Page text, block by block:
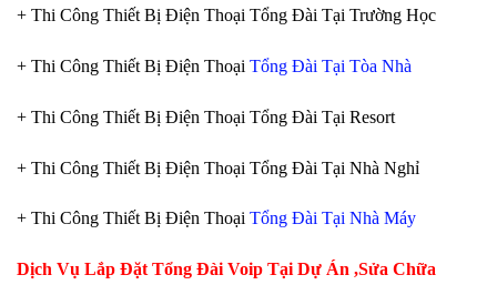
+ Thi Công Thiết Bị Điện Thoại Tổng Đài Tại Trường Học
+ Thi Công Thiết Bị Điện Thoại Tổng Đài Tại Tòa Nhà
+ Thi Công Thiết Bị Điện Thoại Tổng Đài Tại Resort
+ Thi Công Thiết Bị Điện Thoại Tổng Đài Tại Nhà Nghỉ
+ Thi Công Thiết Bị Điện Thoại Tổng Đài Tại Nhà Máy
Dịch Vụ Lắp Đặt Tổng Đài Voip Tại Dự Án ,Sửa Chữa